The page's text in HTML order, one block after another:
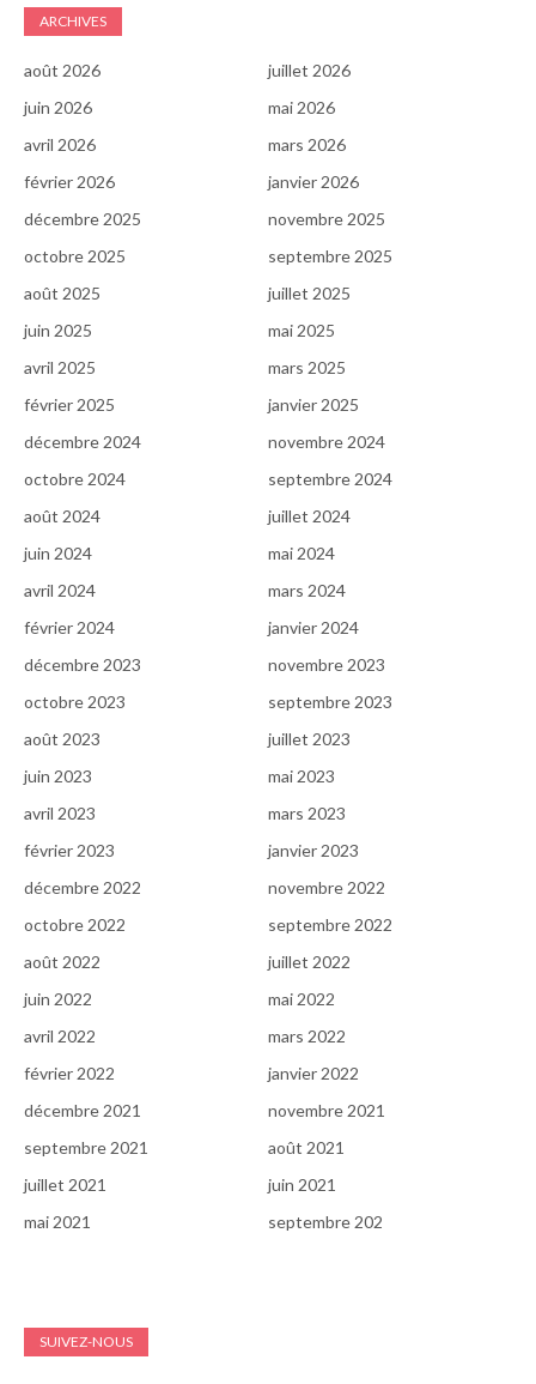
ARCHIVES
août 2026
juillet 2026
juin 2026
mai 2026
avril 2026
mars 2026
février 2026
janvier 2026
décembre 2025
novembre 2025
octobre 2025
septembre 2025
août 2025
juillet 2025
juin 2025
mai 2025
avril 2025
mars 2025
février 2025
janvier 2025
décembre 2024
novembre 2024
octobre 2024
septembre 2024
août 2024
juillet 2024
juin 2024
mai 2024
avril 2024
mars 2024
février 2024
janvier 2024
décembre 2023
novembre 2023
octobre 2023
septembre 2023
août 2023
juillet 2023
juin 2023
mai 2023
avril 2023
mars 2023
février 2023
janvier 2023
décembre 2022
novembre 2022
octobre 2022
septembre 2022
août 2022
juillet 2022
juin 2022
mai 2022
avril 2022
mars 2022
février 2022
janvier 2022
décembre 2021
novembre 2021
septembre 2021
août 2021
juillet 2021
juin 2021
mai 2021
septembre 202
SUIVEZ-NOUS